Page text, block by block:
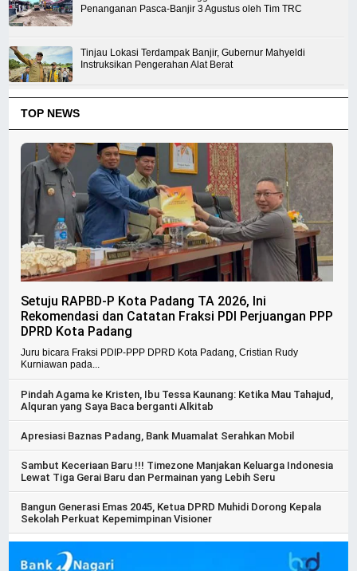
Penanganan Pasca-Banjir 3 Agustus oleh Tim TRC
Tinjau Lokasi Terdampak Banjir, Gubernur Mahyeldi
Instruksikan Pengerahan Alat Berat
TOP NEWS
Setuju RAPBD-P Kota Padang TA 2026, Ini
Rekomendasi dan Catatan Fraksi PDI Perjuangan PPP
DPRD Kota Padang
Juru bicara Fraksi PDIP-PPP DPRD Kota Padang, Cristian Rudy
Kurniawan pada...
Pindah Agama ke Kristen, Ibu Tessa Kaunang: Ketika Mau Tahajud,
Alquran yang Saya Baca berganti Alkitab
Apresiasi Baznas Padang, Bank Muamalat Serahkan Mobil
Sambut Keceriaan Baru !!! Timezone Manjakan Keluarga Indonesia
Lewat Tiga Gerai Baru dan Permainan yang Lebih Seru
Bangun Generasi Emas 2045, Ketua DPRD Muhidi Dorong Kepala
Sekolah Perkuat Kepemimpinan Visioner